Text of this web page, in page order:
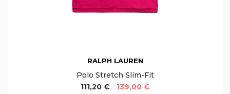
RALPH LAUREN
Polo Stretch Slim-Fit
111,20 €
139,00 €